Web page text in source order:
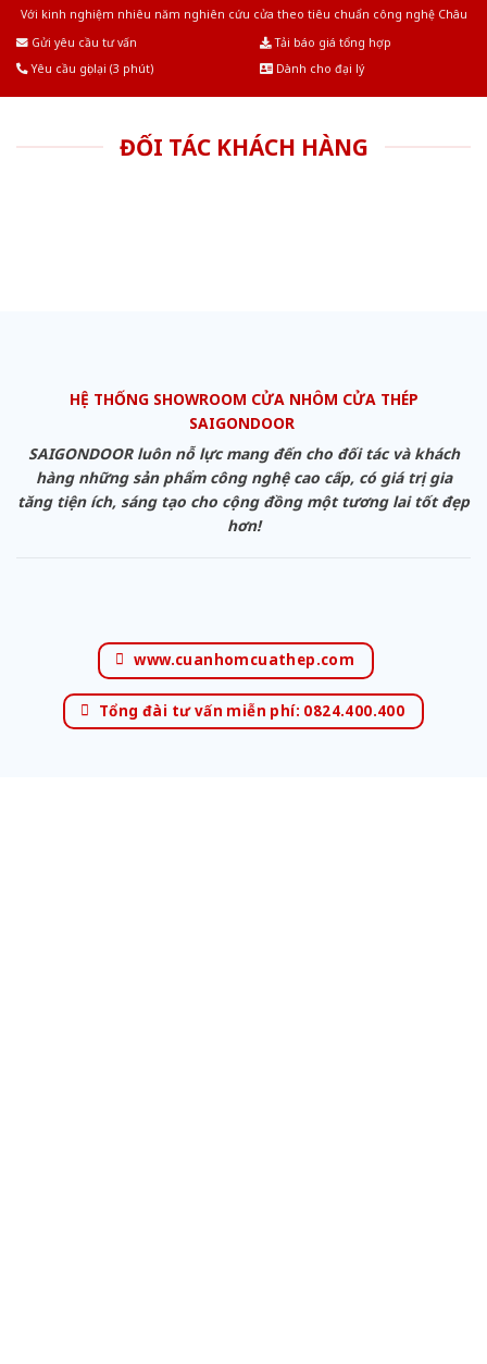
Với kinh nghiệm nhiêu năm nghiên cứu cửa theo tiêu chuẩn công nghệ Châu
Gửi yêu cầu tư vấn
Tải báo giá tổng hợp
Yêu cầu gọi lại (3 phút)
Dành cho đại lý
ĐỐI TÁC KHÁCH HÀNG
HỆ THỐNG SHOWROOM CỬA NHÔM CỬA THÉP
SAIGONDOOR
SAIGONDOOR luôn nỗ lực mang đến cho đối tác và khách
hàng những sản phẩm công nghệ cao cấp, có giá trị gia
tăng tiện ích, sáng tạo cho cộng đồng một tương lai tốt đẹp
hơn!
www.cuanhomcuathep.com
Tổng đài tư vấn miễn phí: 0824.400.400